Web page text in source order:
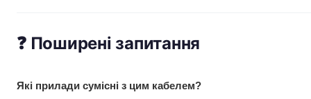
❓ Поширені запитання
Які прилади сумісні з цим кабелем?